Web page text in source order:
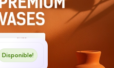
Disponible!